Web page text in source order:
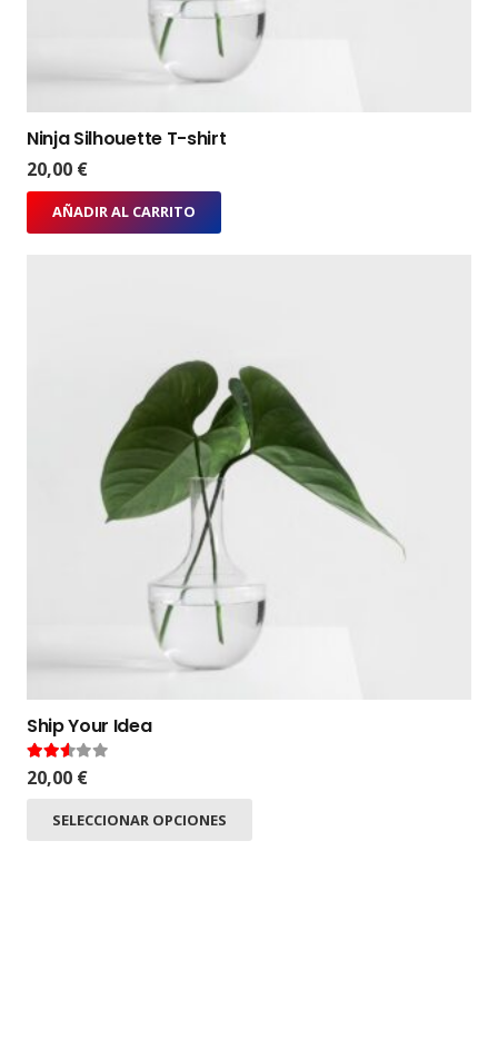
Ninja Silhouette T-shirt
20,00 €
AÑADIR AL CARRITO
Ship Your Idea
Valorado en
20,00 €
SELECCIONAR OPCIONES